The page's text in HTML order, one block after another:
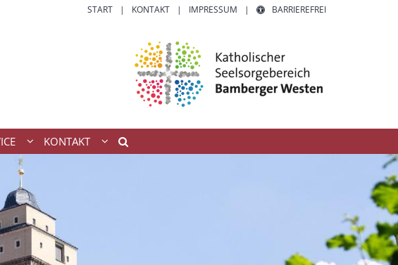
START KONTAKT IMPRESSUM BARRIEREFREI
KONTAKT